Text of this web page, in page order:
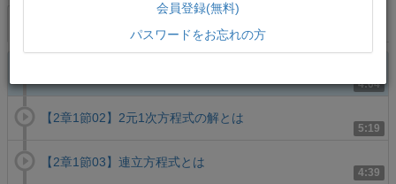
4:04
5:19
【2章1節02】2元1次方程式の解とは
4:39
【2章1節03】連立方程式とは
会員登録(無料)
パスワードをお忘れの方